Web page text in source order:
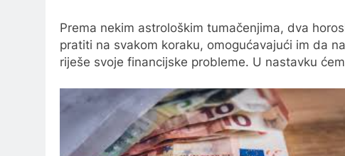
Prema nekim astrološkim tumačenjima, dva
pratiti na svakom koraku, omogućavajući im da
riješe svoje financijske probleme. U nastavku